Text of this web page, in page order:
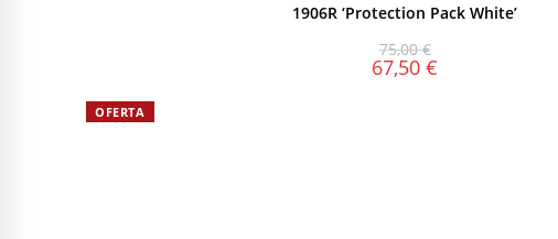
1906R ‘Protection Pack White’
75,00€
67,50 €
OFERTA